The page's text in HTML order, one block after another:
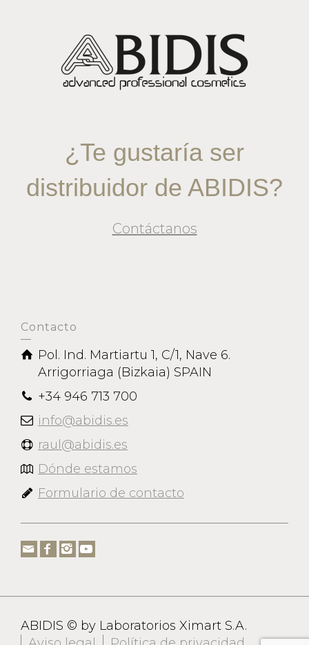
¿Te gustaría ser
distribuidor de ABIDIS?
Contáctanos
Contacto
Pol. Ind. Martiartu 1, C/1, Nave 6.
Arrigorriaga (Bizkaia) SPAIN
+34 946 713 700
info@abidis.es
raul@abidis.es
Dónde estamos
Formulario de contacto
ABIDIS © by Laboratorios Ximart S.A.